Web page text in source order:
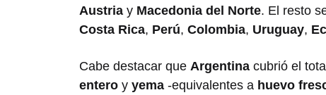
Austria y Macedonia del Norte. El resto
Costa Rica, Perú, Colombia, Uruguay,
Cabe destacar que Argentina cubrió el
entero y yema -equivalentes a huevo